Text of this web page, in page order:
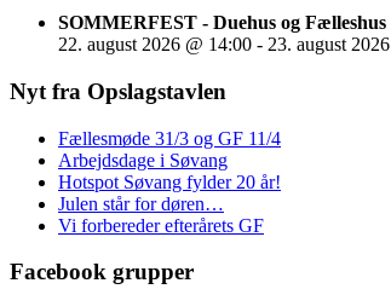
SOMMERFEST - Duehus og Fælleshus
22. august 2026 @ 14:00 - 23. august 2026
Nyt fra Opslagstavlen
Fællesmøde 31/3 og GF 11/4
Arbejdsdage i Søvang
Hotspot Søvang fylder 20 år!
Julen står for døren…
Vi forbereder efterårets GF
Facebook grupper